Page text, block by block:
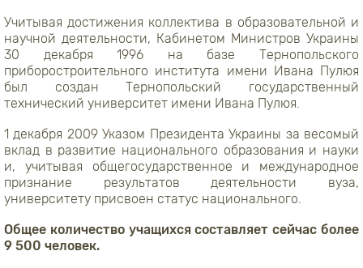
Учитывая достижения коллектива в образовательной и
научной деятельности, Кабинетом Министров Украины
30 декабря 1996 на базе Тернопольского
приборостроительного института имени Ивана Пулюя
был создан Тернопольский государственный
технический университет имени Ивана Пулюя.
1 декабря 2009 Указом Президента Украины за весомый
вклад в развитие национального образования и науки
и, учитывая общегосударственное и международное
признание результатов деятельности вуза,
университету присвоен статус национального.
Общее количество учащихся составляет сейчас более
9 500 человек.